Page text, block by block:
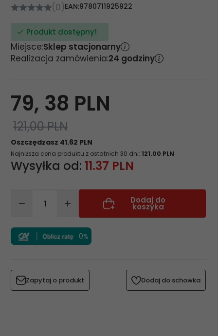
(0)EAN:9780711925922
Produkt dostępny!
Miejsce:Sklep stacjonarny
Realizacja zamówienia:24 godziny
79, 38 PLN
121,00 PLN
Oszczędzasz 41.62 PLN
Najniższa cena produktu z ostatnich 30 dni: 121.00 PLN
Wysyłka od: 11.37 PLN
Dodaj do
koszyka
0%
Zapytaj o produkt Dodaj do schowka